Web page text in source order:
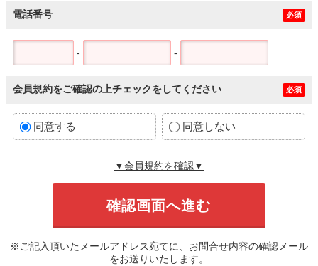
電話番号 必須
- -
会員規約をご確認の上チェックをしてください 必須
同意する 同意しない
▼会員規約を確認▼
※ご記入頂いたメールアドレス宛てに、お問合せ内容の確認メール
をお送りいたします。